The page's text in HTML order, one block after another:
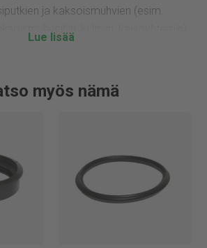
ja kaksoismuhvien (esim.
profiiliin. Tiiviste liukuu
tai kaksoismuhvin sisään.
myönnetty ISO 9001 ja ISO 14001
Jitan valmistamat tuotteet
myös nämä